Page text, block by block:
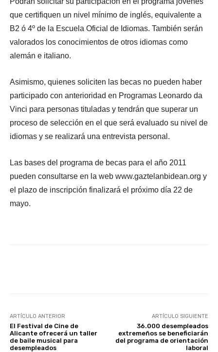
que certifiquen un nivel mínimo de inglés, equivalente a
B2 ó 4º de la Escuela Oficial de Idiomas. También serán
valorados los conocimientos de otros idiomas como
alemán e italiano.
Asimismo, quienes soliciten las becas no pueden haber
participado con anterioridad en Programas Leonardo da
Vinci para personas tituladas y tendrán que superar un
proceso de selección en el que será evaluado su nivel de
idiomas y se realizará una entrevista personal.
Las bases del programa de becas para el año 2011
pueden consultarse en la web www.gaztelanbidean.org y
el plazo de inscripción finalizará el próximo día 22 de
mayo.
ARTÍCULO ANTERIOR
El Festival de Cine de
Alicante ofrecerá un taller
de baile musical para
desempleados
ARTÍCULO SIGUIENTE
36.000 desempleados
extremeños se beneficiarán
del programa de orientación
laboral